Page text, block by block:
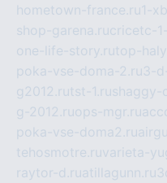
hometown-france.ru1-
shop-garena.rucricetc-
one-life-story.rutop-
poka-vse-doma-2.ru3-
g2012.rutst-1.rushaggy-
g-2012.ruops-mgr.ru
poka-vse-doma2.ru
tehosmotre.ruvarieta-
raytor-d.ruatillagunn.ru